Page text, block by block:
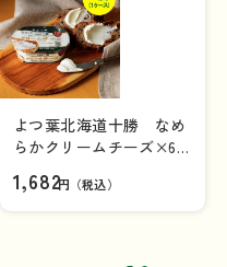
よつ葉北海道十勝 なめ
らかクリームチーズ×6
1,682円（税込）